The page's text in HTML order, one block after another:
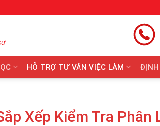
HỖ TRỢ TƯ VẤN VIỆC LÀM ĐỊNH
Xếp Kiểm Tra Phân